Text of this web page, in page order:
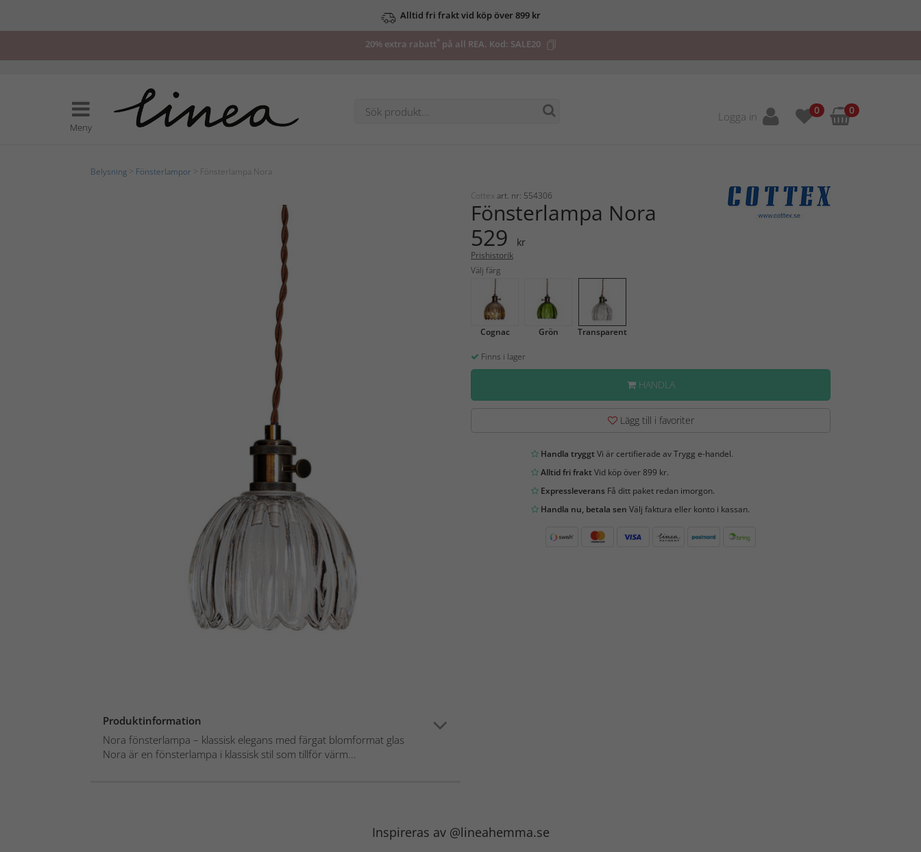
Alltid fri frakt vid köp över 899 kr
20% extra rabatt*på all REA. Kod: SALE20
Meny
Logga in 0 0
Belysning Fönsterlampor > Fönsterlampa Nora
Produktinformation
Nora fönsterlampa – klassisk elegans med färgat blomformat glas
Nora är en fönsterlampa i klassisk stil som tillför värm...
Cottex art. nr: 554306
Fönsterlampa Nora
529 kr
Prishistorik
Välj färg
Cognac Grön Transparent
Finns i lager
HANDLA
Lägg till i favoriter
Handla tryggtVi är certifierade av Trygg e-handel.
Alltid fri fraktVid köp över 899 kr.
ExpressleveransFå ditt paket redan imorgon.
Handla nu, betala sen Välj faktura eller konto i kassan.
Inspireras av @lineahemma.se